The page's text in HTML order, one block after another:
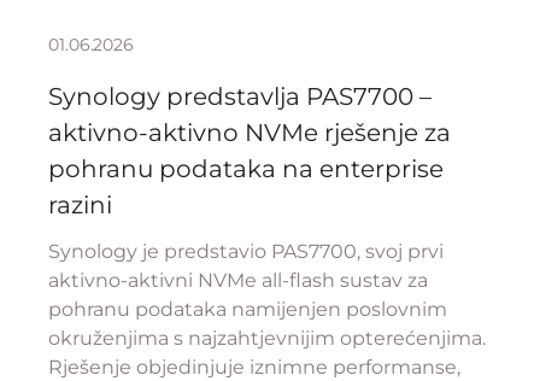
01.06.2026
Synology predstavlja PAS7700 –
aktivno-aktivno NVMe rješenje za
pohranu podataka na enterprise
razini
Synology je predstavio PAS7700, svoj prvi
aktivno-aktivni NVMe all-flash sustav za
pohranu podataka namijenjen poslovnim
okruženjima s najzahtjevnijim opterećenjima.
Rješenje objedinjuje iznimne performanse,